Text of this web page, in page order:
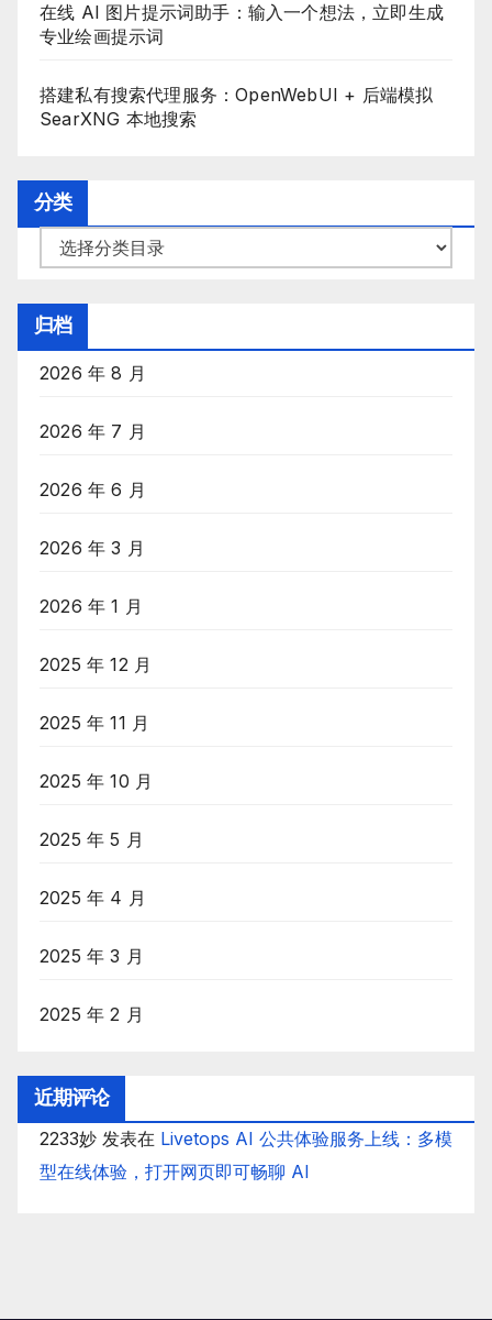
在线 AI 图片提示词助手：输入一个想法，立即生成
专业绘画提示词
搭建私有搜索代理服务：OpenWebUI + 后端模拟
SearXNG 本地搜索
分类
类
目
录
归档
2026 年 8 月
2026 年 7 月
2026 年 6 月
2026 年 3 月
2026 年 1 月
2025 年 12 月
2025 年 11 月
2025 年 10 月
2025 年 5 月
2025 年 4 月
2025 年 3 月
2025 年 2 月
近期评论
2233妙 发表在 Livetops AI 公共体验服务上线：多模
型在线体验，打开网页即可畅聊 AI